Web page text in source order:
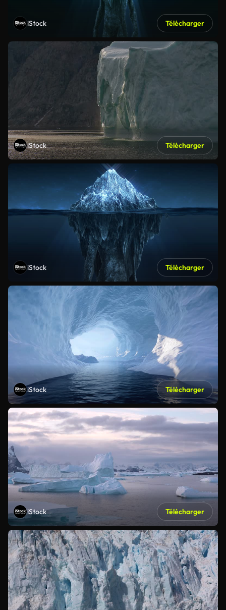
iStock Télécharger
iStock Télécharger
iStock Télécharger
iStock Télécharger
iStock Télécharger